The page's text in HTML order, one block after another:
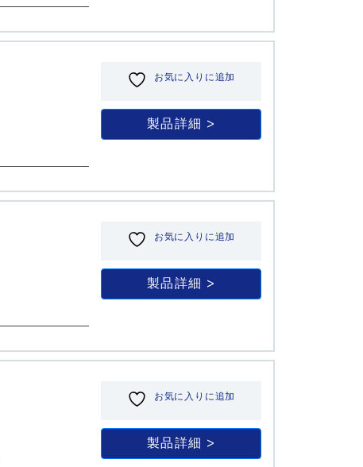
お気に入りに追加
製品詳細
お気に入りに追加
製品詳細
お気に入りに追加
製品詳細